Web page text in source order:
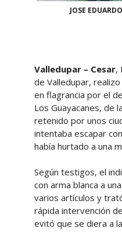
JOSE
Valledupar – Cesar,
de Valledupar,
en flagrancia por el
Los Guayacanes, de
retenido por unos
intentaba escapar
había hurtado a una
Según testigos, el
con arma blanca a
varios artículos y
rápida intervención
evitó que se diera a